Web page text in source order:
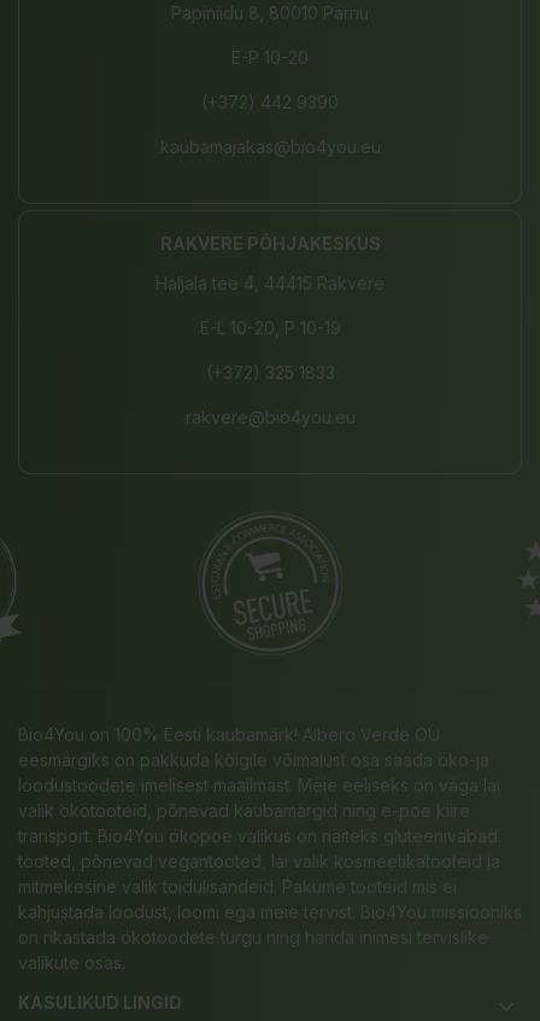
Papiniidu 8, 80010 Pärnu
E-P 10-20
(+372) 442 9390
kaubamajakas@bio4you.eu
RAKVERE PÕHJAKESKUS
Haljala tee 4, 44415 Rakvere
E-L 10-20, P 10-19
(+372) 325 1833
rakvere@bio4you.eu
Bio4You on 100% Eesti kaubamärk! Albero Verde OÜ
eesmärgiks on pakkuda kõigile võimalust osa saada öko-ja
loodustoodete imelisest maailmast. Meie eeliseks on väga lai
valik ökotooteid, põnevad kaubamärgid ning e-poe kiire
transport. Bio4You ökopoe valikus on näiteks gluteenivabad
tooted, põnevad vegantooted, lai valik kosmeetikatooteid ja
mitmekesine valik toidulisandeid. Pakume tooteid mis ei
kahjustada loodust, loomi ega meie tervist. Bio4You missiooniks
on rikastada ökotoodete turgu ning harida inimesi tervislike
valikute osas.
KASULIKUD LINGID
keyboard_arrow_down